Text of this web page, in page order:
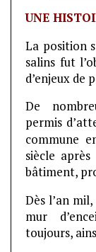
UNE
La position
salins fut
d’enjeux de
De
permis
commune
siècle
bâtiment,
Dès l’an
mur
toujours,